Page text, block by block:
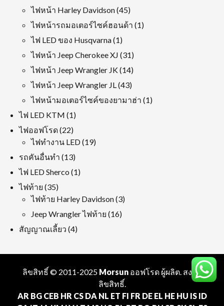
สินค้า
ไฟหน้า Harley Davidson 4545
สินค้า
ไฟหน้ารถมอเตอร์ไซค์ฮอนด้า 11
ไฟ LED ของ Husqvarna 11
ผลิตภัณฑ์
ไฟหน้า Jeep Cherokee XJ 3131
สินค้า
ไฟหน้า Jeep Wrangler JK 1414
สินค้า
ไฟหน้า Jeep Wrangler JL 4343
สินค้า
ไฟหน้ามอเตอร์ไซค์ของยามาฮ่า 11
ไฟ LED KTM 11
ไฟออฟโรด 2222
สินค้า
ไฟทำงาน LED 1919
รถคันอื่นทำ 1313
สินค้า
ไฟ LED Sherco 11
ไฟท้าย 3535
สินค้า
ไฟท้าย Harley Davidson 33
Jeep Wrangler ไฟท้าย 1616
สัญญาณเลี้ยว 44
ลิขสิทธิ์ © 2011-2025 Morsunออฟโรด ผู้ผลิต. สงวน
ลิขสิทธิ์.
AR BG CEB HR CS DA NL ET FI FR DE EL HE HU IS ID